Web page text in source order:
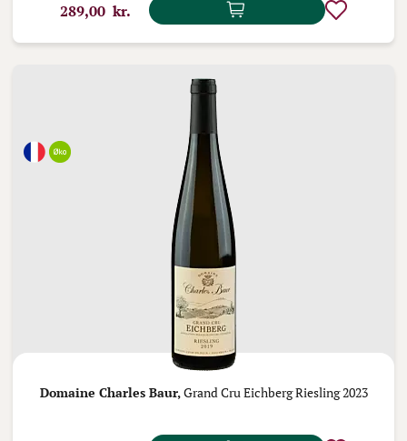
289,00 kr.
Domaine Charles Baur, Grand Cru Eichberg Riesling 2023